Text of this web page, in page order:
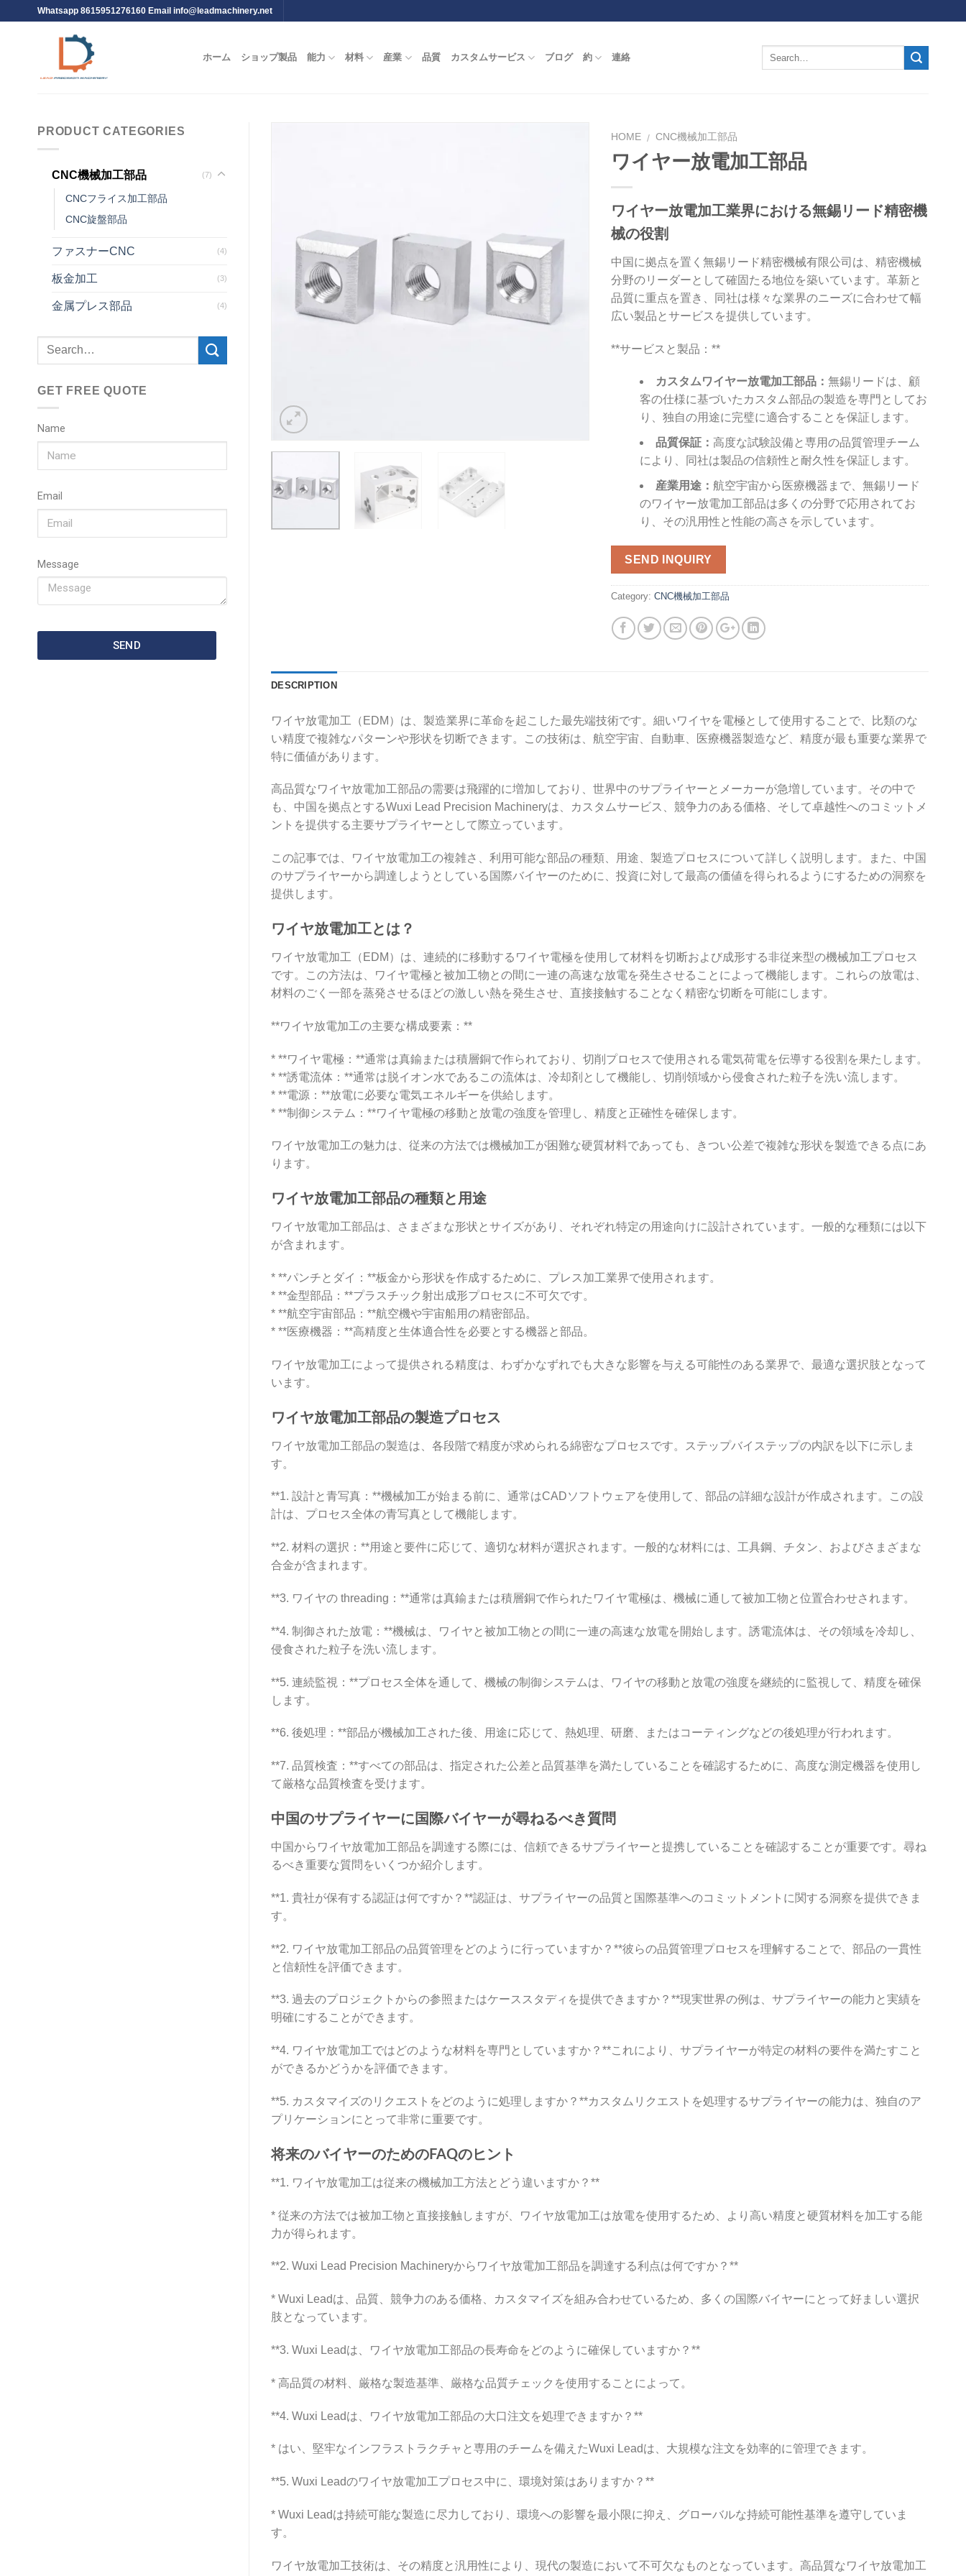
Whatsapp 8615951276160 Email info@leadmachinery.net
ホーム ショップ製品 能力 材料 産業 品質 カスタムサービス ブログ 約 連絡
HOME / CNC機械加工部品
ワイヤー放電加工部品
ワイヤー放電加工業界における無錫リード精密機
械の役割
中国に拠点を置く無錫リード精密機械有限公司は、精密機械
分野のリーダーとして確固たる地位を築いています。革新と
品質に重点を置き、同社は様々な業界のニーズに合わせて幅
広い製品とサービスを提供しています。
**サービスと製品：**
カスタムワイヤー放電加工部品：無錫リードは、顧
客の仕様に基づいたカスタム部品の製造を専門としてお
り、独自の用途に完璧に適合することを保証します。
品質保証：高度な試験設備と専用の品質管理チーム
により、同社は製品の信頼性と耐久性を保証します。
産業用途：航空宇宙から医療機器まで、無錫リード
のワイヤー放電加工部品は多くの分野で応用されてお
り、その汎用性と性能の高さを示しています。
SEND INQUIRY
Category: CNC機械加工部品
DESCRIPTION
ワイヤ放電加工（EDM）は、製造業界に革命を起こした最先端技術です。細いワイヤを電極として使用することで、比類のな
い精度で複雑なパターンや形状を切断できます。この技術は、航空宇宙、自動車、医療機器製造など、精度が最も重要な業界で
特に価値があります。
高品質なワイヤ放電加工部品の需要は飛躍的に増加しており、世界中のサプライヤーとメーカーが急増しています。その中で
も、中国を拠点とするWuxi Lead Precision Machineryは、カスタムサービス、競争力のある価格、そして卓越性へのコミットメ
ントを提供する主要サプライヤーとして際立っています。
この記事では、ワイヤ放電加工の複雑さ、利用可能な部品の種類、用途、製造プロセスについて詳しく説明します。また、中国
のサプライヤーから調達しようとしている国際バイヤーのために、投資に対して最高の価値を得られるようにするための洞察を
提供します。
ワイヤ放電加工とは？
ワイヤ放電加工（EDM）は、連続的に移動するワイヤ電極を使用して材料を切断および成形する非従来型の機械加工プロセス
です。この方法は、ワイヤ電極と被加工物との間に一連の高速な放電を発生させることによって機能します。これらの放電は、
材料のごく一部を蒸発させるほどの激しい熱を発生させ、直接接触することなく精密な切断を可能にします。
**ワイヤ放電加工の主要な構成要素：**
* **ワイヤ電極：**通常は真鍮または積層銅で作られており、切削プロセスで使用される電気荷電を伝導する役割を果たします。
* **誘電流体：**通常は脱イオン水であるこの流体は、冷却剤として機能し、切削領域から侵食された粒子を洗い流します。
* **電源：**放電に必要な電気エネルギーを供給します。
* **制御システム：**ワイヤ電極の移動と放電の強度を管理し、精度と正確性を確保します。
ワイヤ放電加工の魅力は、従来の方法では機械加工が困難な硬質材料であっても、きつい公差で複雑な形状を製造できる点にあ
ります。
ワイヤ放電加工部品の種類と用途
ワイヤ放電加工部品は、さまざまな形状とサイズがあり、それぞれ特定の用途向けに設計されています。一般的な種類には以下
が含まれます。
* **パンチとダイ：**板金から形状を作成するために、プレス加工業界で使用されます。
* **金型部品：**プラスチック射出成形プロセスに不可欠です。
* **航空宇宙部品：**航空機や宇宙船用の精密部品。
* **医療機器：**高精度と生体適合性を必要とする機器と部品。
ワイヤ放電加工によって提供される精度は、わずかなずれでも大きな影響を与える可能性のある業界で、最適な選択肢となって
います。
ワイヤ放電加工部品の製造プロセス
ワイヤ放電加工部品の製造は、各段階で精度が求められる綿密なプロセスです。ステップバイステップの内訳を以下に示しま
す。
**1. 設計と青写真：**機械加工が始まる前に、通常はCADソフトウェアを使用して、部品の詳細な設計が作成されます。この設
計は、プロセス全体の青写真として機能します。
**2. 材料の選択：**用途と要件に応じて、適切な材料が選択されます。一般的な材料には、工具鋼、チタン、およびさまざまな
合金が含まれます。
**3. ワイヤの threading：**通常は真鍮または積層銅で作られたワイヤ電極は、機械に通して被加工物と位置合わせされます。
**4. 制御された放電：**機械は、ワイヤと被加工物との間に一連の高速な放電を開始します。誘電流体は、その領域を冷却し、
侵食された粒子を洗い流します。
**5. 連続監視：**プロセス全体を通して、機械の制御システムは、ワイヤの移動と放電の強度を継続的に監視して、精度を確保
します。
**6. 後処理：**部品が機械加工された後、用途に応じて、熱処理、研磨、またはコーティングなどの後処理が行われます。
**7. 品質検査：**すべての部品は、指定された公差と品質基準を満たしていることを確認するために、高度な測定機器を使用し
て厳格な品質検査を受けます。
中国のサプライヤーに国際バイヤーが尋ねるべき質問
中国からワイヤ放電加工部品を調達する際には、信頼できるサプライヤーと提携していることを確認することが重要です。尋ね
るべき重要な質問をいくつか紹介します。
**1. 貴社が保有する認証は何ですか？**認証は、サプライヤーの品質と国際基準へのコミットメントに関する洞察を提供できま
す。
**2. ワイヤ放電加工部品の品質管理をどのように行っていますか？**彼らの品質管理プロセスを理解することで、部品の一貫性
と信頼性を評価できます。
**3. 過去のプロジェクトからの参照またはケーススタディを提供できますか？**現実世界の例は、サプライヤーの能力と実績を
明確にすることができます。
**4. ワイヤ放電加工ではどのような材料を専門としていますか？**これにより、サプライヤーが特定の材料の要件を満たすこと
ができるかどうかを評価できます。
**5. カスタマイズのリクエストをどのように処理しますか？**カスタムリクエストを処理するサプライヤーの能力は、独自のア
プリケーションにとって非常に重要です。
将来のバイヤーのためのFAQのヒント
**1. ワイヤ放電加工は従来の機械加工方法とどう違いますか？**
* 従来の方法では被加工物と直接接触しますが、ワイヤ放電加工は放電を使用するため、より高い精度と硬質材料を加工する能
力が得られます。
**2. Wuxi Lead Precision Machineryからワイヤ放電加工部品を調達する利点は何ですか？**
* Wuxi Leadは、品質、競争力のある価格、カスタマイズを組み合わせているため、多くの国際バイヤーにとって好ましい選択
肢となっています。
**3. Wuxi Leadは、ワイヤ放電加工部品の長寿命をどのように確保していますか？**
* 高品質の材料、厳格な製造基準、厳格な品質チェックを使用することによって。
**4. Wuxi Leadは、ワイヤ放電加工部品の大口注文を処理できますか？**
* はい、堅牢なインフラストラクチャと専用のチームを備えたWuxi Leadは、大規模な注文を効率的に管理できます。
**5. Wuxi Leadのワイヤ放電加工プロセス中に、環境対策はありますか？**
* Wuxi Leadは持続可能な製造に尽力しており、環境への影響を最小限に抑え、グローバルな持続可能性基準を遵守していま
す。
ワイヤ放電加工技術は、その精度と汎用性により、現代の製造において不可欠なものとなっています。高品質なワイヤ放電加工
PRODUCT CATEGORIES
CNC機械加工部品 (7)
CNCフライス加工部品
CNC旋盤部品
ファスナーCNC (4)
板金加工 (3)
金属プレス部品 (4)
GET FREE QUOTE
Name
Email
Message
SEND